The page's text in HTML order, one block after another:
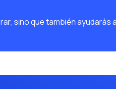
sino que también ayudarás a